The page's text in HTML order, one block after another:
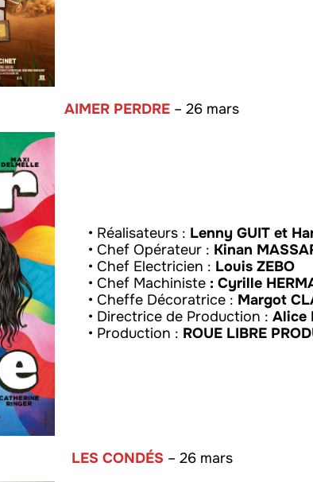
AIMER PERDRE – 26 mars
• Réalisateurs : Lenny GUIT et
• Chef Opérateur : Kinan
• Chef Electricien : Louis ZEBO
• Chef Machiniste : Cyrille
• Cheffe Décoratrice : Margot
• Directrice de Production :Alice
• Production : ROUE LIBRE
LES CONDÉS – 26 mars